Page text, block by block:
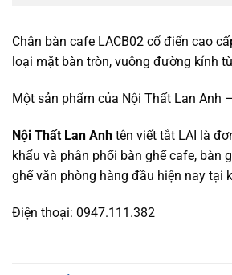
Chân bàn cafe LACB02 cổ điển cao
loại mặt bàn tròn, vuông đường kính
Một sản phẩm của Nội Thất Lan Anh
Nội Thất Lan Anh tên viết tắt LAI là
khẩu và phân phối bàn ghế cafe, bàn
ghế văn phòng hàng đầu hiện nay tại
Điện thoại: 0947.111.382